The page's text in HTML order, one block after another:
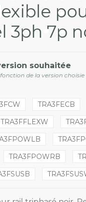
3ph 7p
souhaitée
de la version choisie
TRA3FECB
TRA3FFLEXW
TRA3FPOWRB